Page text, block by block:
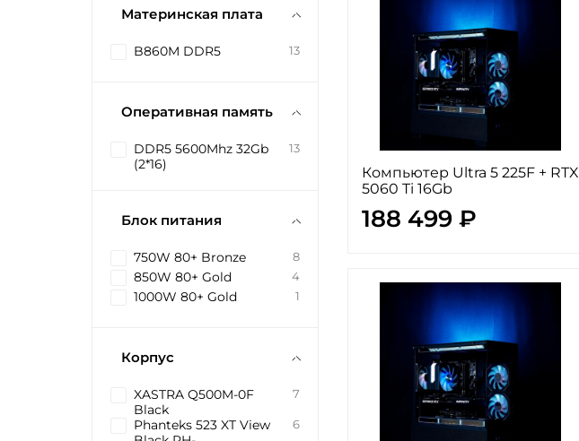
Компьютер Ultra 5 225F + RTX
5060 Ti 16Gb
188 499 ₽
Материнская плата
B860M DDR5 13
Оперативная память
DDR5 5600Mhz 32Gb
(2*16)
13
Блок питания
750W 80+ Bronze 8
850W 80+ Gold 4
1000W 80+ Gold 1
Корпус
XASTRA Q500M-0F
Black
7
Phanteks 523 XT View
6